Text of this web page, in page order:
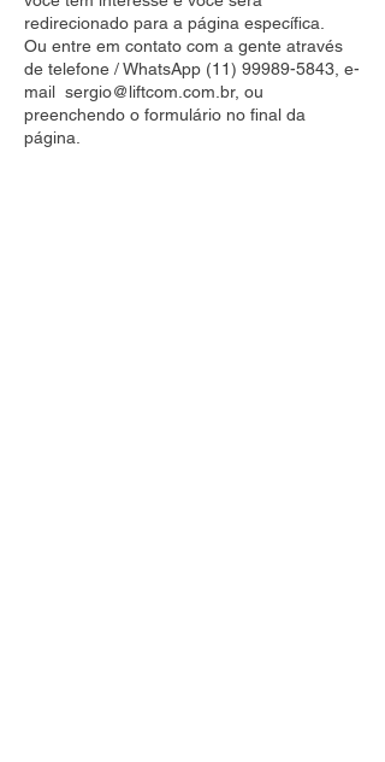
redirecionado para a página específica.
Ou entre em contato com a gente através
de telefone / WhatsApp (11) 99989-5843 , e-
mail sergio@liftcom.com.br, ou
preenchendo o formulário no final da
página.